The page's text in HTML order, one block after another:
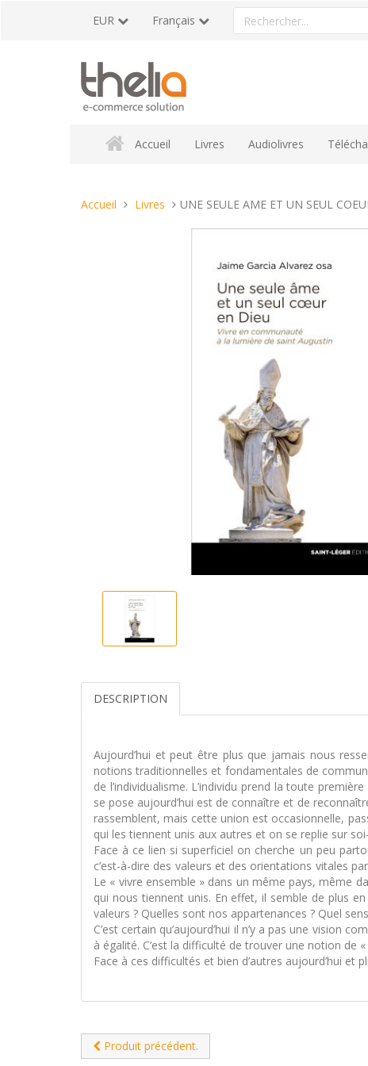
EUR Français
Rechercher
un
Accueil Livres Audiolivres
Vous
Accueil Livres UNE SEULE AME ET UN SEUL
DESCRIPTION
Aujourd’hui et peut être plus que jamais nous
notions traditionnelles et fondamentales de
de l’individualisme. L’individu prend la toute
se pose aujourd’hui est de connaître et de
rassemblent, mais cette union est occasionnelle,
qui les tiennent unis aux autres et on se replie sur
Face à ce lien si superficiel on cherche un peu
c’est-à-dire des valeurs et des orientations vitales
Le « vivre ensemble » dans un même pays, même
qui nous tiennent unis. En effet, il semble de plus
valeurs ? Quelles sont nos appartenances ? Quel
C’est certain qu’aujourd’hui il n’y a pas une vision
à égalité. C’est la difficulté de trouver une notion de
Face à ces difficultés et bien d’autres aujourd’hui
Produit précédent.